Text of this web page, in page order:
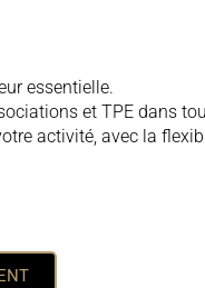
essentielle.
et TPE dans
activité, avec la